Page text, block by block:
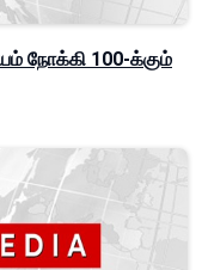
நோக்கி 100-க்கும்